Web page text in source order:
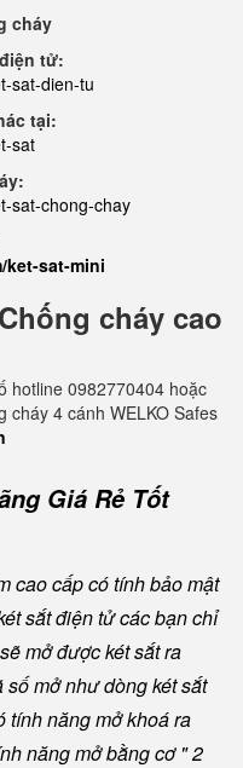
cháy
tử:
sat-dien-tu
tại:
sat
sat-chong-chay
ket-sat-mini
cháy cao
hotline 0982770404 hoặc
cháy 4 cánh WELKO Safes
Giá Rẻ Tốt
cao cấp có tính bảo mật
sắt điện tử các bạn chỉ
mở được két sắt ra
mở như dòng két sắt
tính năng mở khoá ra
năng mở bằng cơ " 2